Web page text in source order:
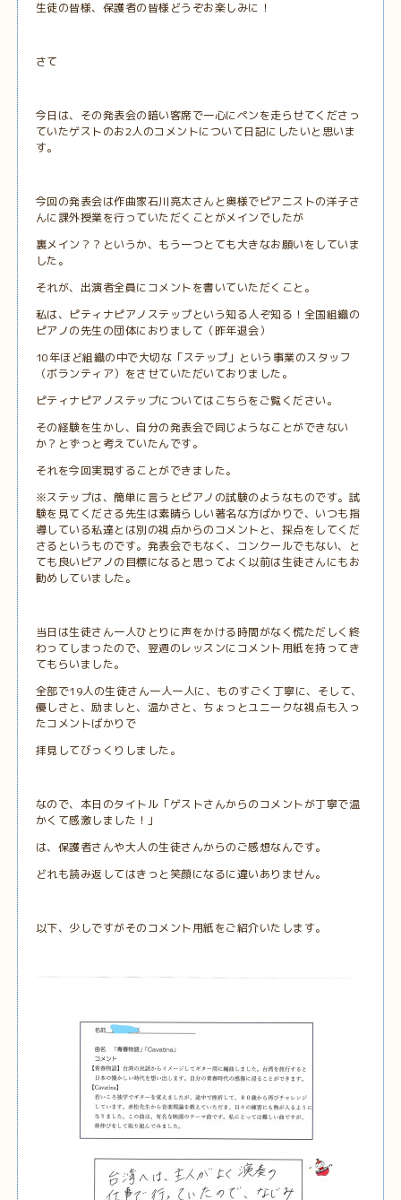
生徒の皆様、保護者の皆様どうぞお楽しみに！
さて
今日は、その発表会の暗い客席で一心にペンを走らせてくださっ
ていたゲストのお2人のコメントについて日記にしたいと思いま
す。
今回の発表会は作曲家石川亮太さんと奥様でピアニストの洋子さ
んに課外授業を行っていただくことがメインでしたが
裏メイン？？というか、もう一つとても大きなお願いをしていま
した。
それが、出演者全員にコメントを書いていただくこと。
私は、ピティナピアノステップという知る人ぞ知る！全国組織の
ピアノの先生の団体におりまして（昨年退会）
10年ほど組織の中で大切な「ステップ」という事業のスタッフ
（ボランティア）をさせていただいておりました。
ピティナピアノステップについてはこちらをご覧ください。
その経験を生かし、自分の発表会で同じようなことができない
か？とずっと考えていたんです。
それを今回実現することができました。
※ステップは、簡単に言うとピアノの試験のようなものです。試
験を見てくださる先生は素晴らしい著名な方ばかりで、いつも指
導している私達とは別の視点からのコメントと、採点をしてくだ
さるというものです。発表会でもなく、コンクールでもない、と
ても良いピアノの目標になると思ってよく以前は生徒さんにもお
勧めしていました。
当日は生徒さん一人ひとりに声をかける時間がなく慌ただしく終
わってしまったので、翌週のレッスンにコメント用紙を持ってき
てもらいました。
全部で19人の生徒さん一人一人に、ものすごく丁寧に、そして、
優しさと、励ましと、温かさと、ちょっとユニークな視点も入っ
たコメントばかりで
拝見してびっくりしました。
なので、本日のタイトル「ゲストさんからのコメントが丁寧で温
かくて感激しました！」
は、保護者さんや大人の生徒さんからのご感想なんです。
どれも読み返してはきっと笑顔になるに違いありません。
以下、少しですがそのコメント用紙をご紹介いたします。